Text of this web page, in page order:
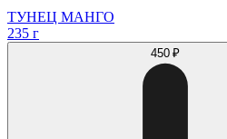
ТУНЕЦ МАНГО
235 г
450 ₽